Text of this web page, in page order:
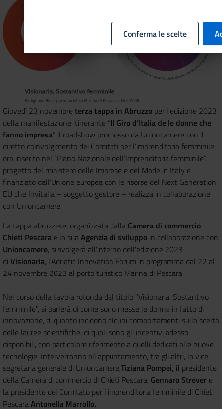
Giovedì 23 novembre terza tappa in Abruzzo per l'edizione 2023
della manifestazione itinerante “Il Giro d’Italia delle donne che
fanno impresa” il roadshow promosso da Unioncamere con il
diretto coinvolgimento dei Comitati per l’imprenditoria femminile,
ora inserito nel “Piano Nazionale dell’Imprenditoria femminile”,
progetto del ministero delle Imprese e del Made in Italy e
finanziato dall’Unione europea con le risorse del Next Generation
EU che Invitalia – soggetto gestore – realizza in collaborazione
con Unioncamere.
La tappa abruzzese, organizzata dalla Camera di commercio
Chieti Pescara e la suaAgenzia di sviluppo in collaborazione con
Unioncamere, si svolgerà all'interno dell'edizione 2023
di Visionaria, l'Adriatic Innovation Forum in programma dal 22 al
24 novembre 2023 al porto turistico Marina di Pescara.
Nel corso della tavola rotonda dal titolo "Visionaria. Sostantivo
femminile", si parlerà di come sono messe le donne in fatto di
innovazione, di quanto incidono alcuni comportamenti sulla scelta
delle lauree scientifiche, di quali sono gli incentivi adesso
disponibili, con particolare riferimento a quelli dedicati alle nuove
tecnologie. Interverranno all'appuntamento, tra gli altri, la vice
segretaria generale di Unioncamere,Tiziana Pompei, il presidente
della Camera di commercio di Chieti Pescara, Gennaro Strever e
la presidente del Comitato per l'imprenditoria femminile di Chieti
PescaraAntonella Marrollo.
Conferma le scelte